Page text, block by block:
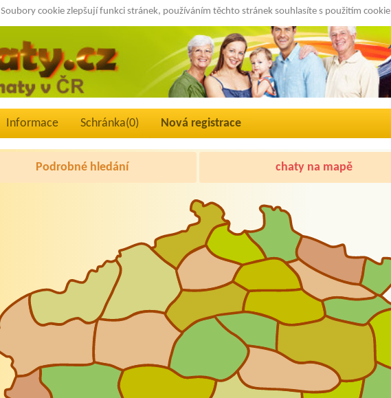
Soubory cookie zlepšují funkci stránek, používáním těchto stránek souhlasíte s použitím cookie
Informace Schránka(0) Nová registrace
Podrobné hledání chaty na mapě